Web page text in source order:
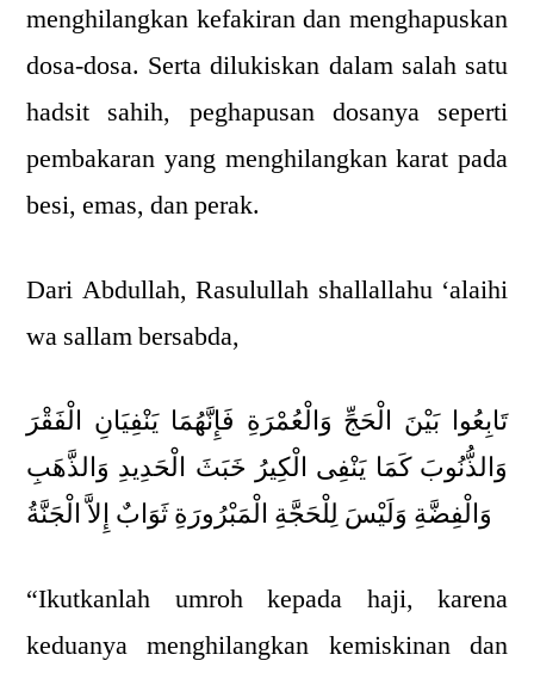
menghilangkan kefakiran dan menghapuskan
dosa-dosa. Serta dilukiskan dalam salah satu
hadsit sahih, peghapusan dosanya seperti
pembakaran yang menghilangkan karat pada
besi, emas, dan perak.
Dari Abdullah, Rasulullah shallallahu ‘alaihi
wa sallam bersabda,
تَابِعُوا بَيْنَ الْحَجِّ وَالْعُمْرَةِ فَإِنَّهُمَا يَنْفِيَانِ الْفَقْرَ
وَالذُّنُوبَ كَمَا يَنْفِى الْكِيرُ خَبَثَ الْحَدِيدِ وَالذَّهَبِ
وَالْفِضَّةِ وَلَيْسَ لِلْحَجَّةِ الْمَبْرُورَةِ ثَوَابٌ إِلاَّ الْجَنَّةُ
“Ikutkanlah umroh kepada haji, karena
keduanya menghilangkan kemiskinan dan